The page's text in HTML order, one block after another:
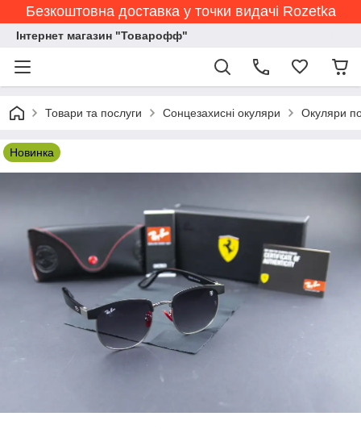
Безкоштовна доставка у точки видачі Rozetka
Інтернет магазин "Товарофф"
Товари та послуги Сонцезахисні окуляри Окуляри
Новинка